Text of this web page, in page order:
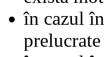
în cazul